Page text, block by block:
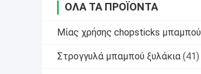
ΌΛΑ ΤΑ ΠΡΟΪΌΝΤΑ
Μίας χρήσης chopsticks μπαμπού
Στρογγυλά μπαμπού ξυλάκια (41)